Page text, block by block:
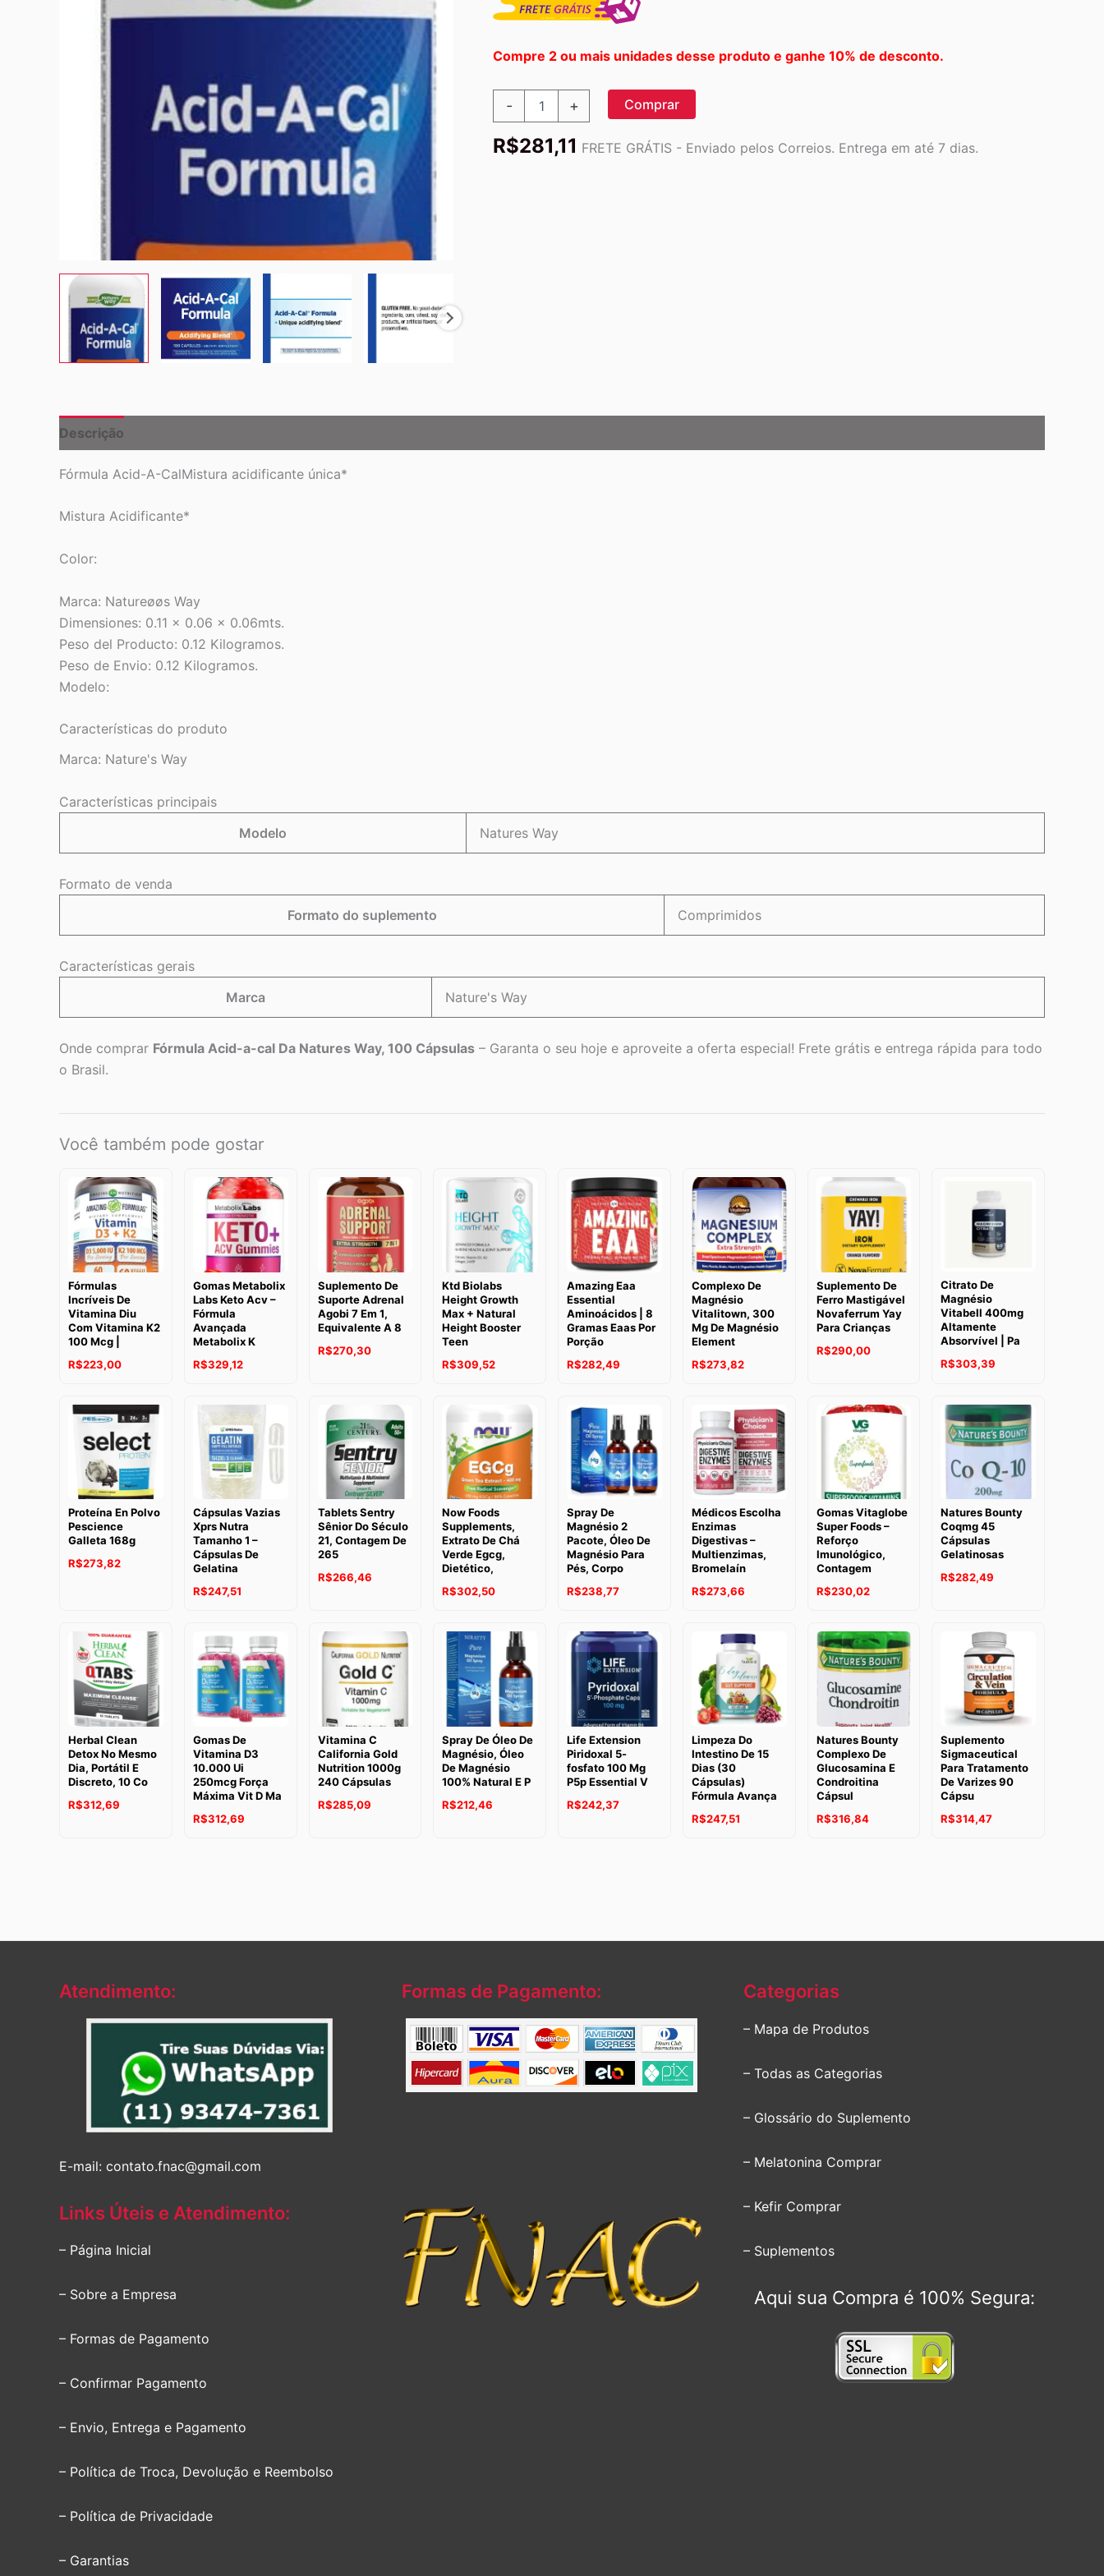
Compre 2 ou mais unidades desse produto e ganhe 10% de desconto.
-
cal
+ Comprar
R$281,11 FRETE GRÁTIS - Enviado pelos Correios. Entrega em até 7 dias.
Descrição
Fórmula Acid-A-CalMistura acidificante única*
Mistura Acidificante*
Color:
Marca: Natureøøs Way
Dimensiones: 0.11 x 0.06 x 0.06mts.
Peso del Producto: 0.12 Kilogramos.
Peso de Envio: 0.12 Kilogramos.
Modelo:
Características do produto
Marca: Nature's Way
Características principais
Modelo
Natures Way
Formato de venda
Formato do suplemento
Comprimidos
Características gerais
Marca
Nature's Way
Onde comprar Fórmula Acid-a-cal Da Natures Way, 100 Cápsulas – Garanta o seu hoje e aproveite a oferta especial! Frete grátis e entrega rápida para todo
o Brasil.
Você também pode gostar
Fórmulas
Incríveis De
Vitamina Diu
Com Vitamina K2
100 Mcg |
R$223,00
Gomas Metabolix
Labs Keto Acv –
Fórmula
Avançada
Metabolix K
R$329,12
Suplemento De
Suporte Adrenal
Agobi 7 Em 1,
Equivalente A 8
R$270,30
Ktd Biolabs
Height Growth
Max + Natural
Height Booster
Teen
R$309,52
Amazing Eaa
Essential
Aminoácidos | 8
Gramas Eaas Por
Porção
R$282,49
Complexo De
Magnésio
Vitalitown, 300
Mg De Magnésio
Element
R$273,82
Suplemento De
Ferro Mastigável
Novaferrum Yay
Para Crianças
R$290,00
Citrato De
Magnésio
Vitabell 400mg
Altamente
Absorvível | Pa
R$303,39
Proteína En Polvo
Pescience
Galleta 168g
R$273,82
Cápsulas Vazias
Xprs Nutra
Tamanho 1 –
Cápsulas De
Gelatina
R$247,51
Tablets Sentry
Sênior Do Século
21, Contagem De
265
R$266,46
Now Foods
Supplements,
Extrato De Chá
Verde Egcg,
Dietético,
R$302,50
Spray De
Magnésio 2
Pacote, Óleo De
Magnésio Para
Pés, Corpo
R$238,77
Médicos Escolha
Enzimas
Digestivas –
Multienzimas,
Bromelaín
R$273,66
Gomas Vitaglobe
Super Foods –
Reforço
Imunológico,
Contagem
R$230,02
Natures Bounty
Coqmg 45
Cápsulas
Gelatinosas
R$282,49
Herbal Clean
Detox No Mesmo
Dia, Portátil E
Discreto, 10 Co
R$312,69
Gomas De
Vitamina D3
10.000 Ui
250mcg Força
Máxima Vit D Ma
R$312,69
Vitamina C
California Gold
Nutrition 1000g
240 Cápsulas
R$285,09
Spray De Óleo De
Magnésio, Óleo
De Magnésio
100% Natural E P
R$212,46
Life Extension
Piridoxal 5-
fosfato 100 Mg
P5p Essential V
R$242,37
Limpeza Do
Intestino De 15
Dias (30
Cápsulas)
Fórmula Avança
R$247,51
Natures Bounty
Complexo De
Glucosamina E
Condroitina
Cápsul
R$316,84
Suplemento
Sigmaceutical
Para Tratamento
De Varizes 90
Cápsu
R$314,47
Atendimento:
E-mail: contato.fnac@gmail.com
Links Úteis e Atendimento:
– Página Inicial
– Sobre a Empresa
– Formas de Pagamento
– Confirmar Pagamento
– Envio, Entrega e Pagamento
– Política de Troca, Devolução e Reembolso
– Política de Privacidade
– Garantias
Formas de Pagamento: Categorias
– Mapa de Produtos
– Todas as Categorias
– Glossário do Suplemento
– Melatonina Comprar
– Kefir Comprar
– Suplementos
Aqui sua Compra é 100% Segura: